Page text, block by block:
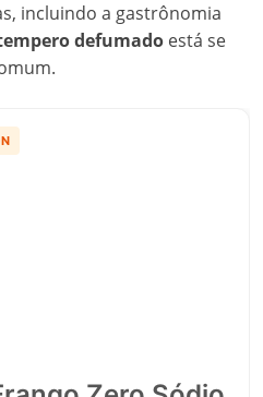
incluindo a gastrônomia
defumado está se